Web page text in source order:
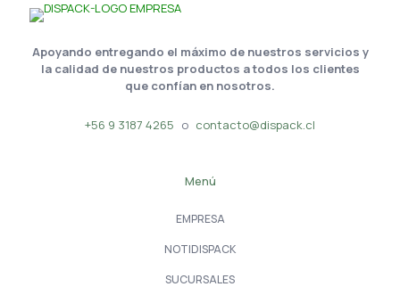
Apoyando entregando el máximo de nuestros servicios y
la calidad de nuestros productos a todos los clientes
que confían en nosotros.
+56 9 3187 4265 o contacto@dispack.cl
Menú
EMPRESA
NOTIDISPACK
SUCURSALES